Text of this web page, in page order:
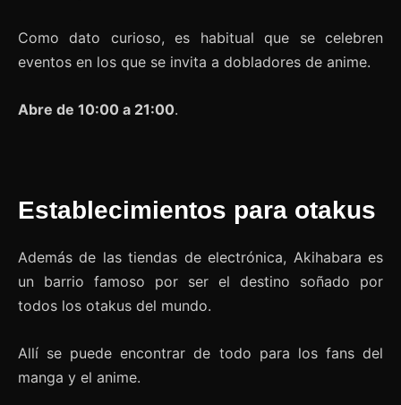
Como dato curioso, es habitual que se celebren
eventos en los que se invita a dobladores de anime.
Abre de 10:00 a 21:00.
Establecimientos para otakus
Además de las tiendas de electrónica, Akihabara es
un barrio famoso por ser el destino soñado por
todos los otakus del mundo.
Allí se puede encontrar de todo para los fans del
manga y el anime.